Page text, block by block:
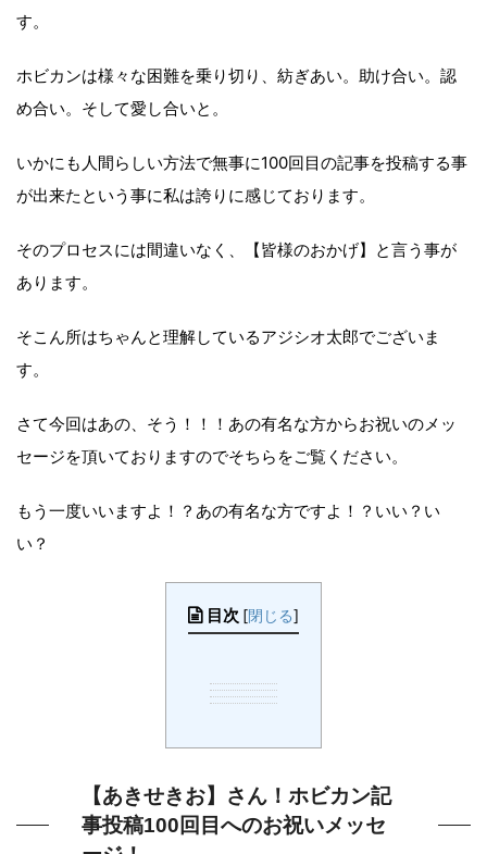
す。
ホビカンは様々な困難を乗り切り、紡ぎあい。助け合い。認
め合い。そして愛し合いと。
いかにも人間らしい方法で無事に100回目の記事を投稿する事
が出来たという事に私は誇りに感じております。
そのプロセスには間違いなく、【皆様のおかげ】と言う事が
あります。
そこん所はちゃんと理解しているアジシオ太郎でございま
す。
さて今回はあの、そう！！！あの有名な方からお祝いのメッ
セージを頂いておりますのでそちらをご覧ください。
もう一度いいますよ！？あの有名な方ですよ！？いい？い
い？
目次 [閉じる]
【あきせきお】さん！ホビカン記
事投稿100回目へのお祝いメッセ